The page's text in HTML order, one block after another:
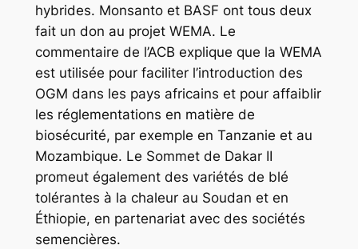
hybrides. Monsanto et BASF ont tous deux
fait un don au projet WEMA. Le
commentaire de l’ACB explique que la WEMA
est utilisée pour faciliter l’introduction des
OGM dans les pays africains et pour affaiblir
les réglementations en matière de
biosécurité, par exemple en Tanzanie et au
Mozambique. Le Sommet de Dakar II
promeut également des variétés de blé
tolérantes à la chaleur au Soudan et en
Éthiopie, en partenariat avec des sociétés
semencières.